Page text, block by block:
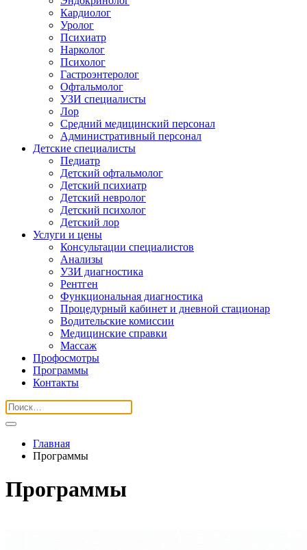
Кардиолог
Уролог
Психиатр
Нарколог
Психолог
Гастроэнтеролог
Офтальмолог
УЗИ специалисты
Лор
Средний медицинский персонал
Административный персонал
Детские специалисты
Педиатр
Детский офтальмолог
Детский психиатр
Детский невролог
Детский психолог
Детский лор
Услуги и цены
Консультации специалистов
Анализы
УЗИ диагностика
Рентген
Функциональная диагностика
Процедурный кабинет и дневной стационар
Водительские комиссии
Медицинские справки
Массаж
Профосмотры
Программы
Контакты
Главная
Программы
Программы